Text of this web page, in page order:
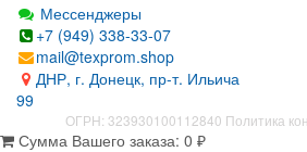
Мессенджеры
+7 (949) 338-33-07
mail@texprom.shop
ДНР, г. Донецк, пр-т. Ильича
99
ОГРН: 323930100112840 Политика
Сумма Вашего заказа: 0 ₽